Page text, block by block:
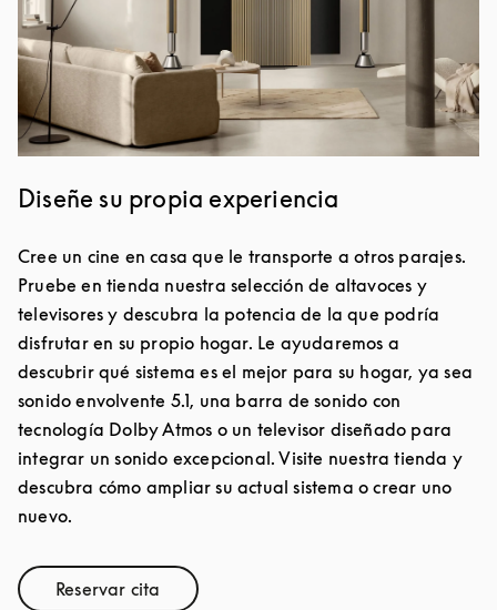
Diseñe su propia experiencia
Cree un cine en casa que le transporte a otros parajes.
Pruebe en tienda nuestra selección de altavoces y
televisores y descubra la potencia de la que podría
disfrutar en su propio hogar. Le ayudaremos a
descubrir qué sistema es el mejor para su hogar, ya sea
sonido envolvente 5.1, una barra de sonido con
tecnología Dolby Atmos o un televisor diseñado para
integrar un sonido excepcional. Visite nuestra tienda y
descubra cómo ampliar su actual sistema o crear uno
nuevo.
Reservar citaLink Opens in New Tab